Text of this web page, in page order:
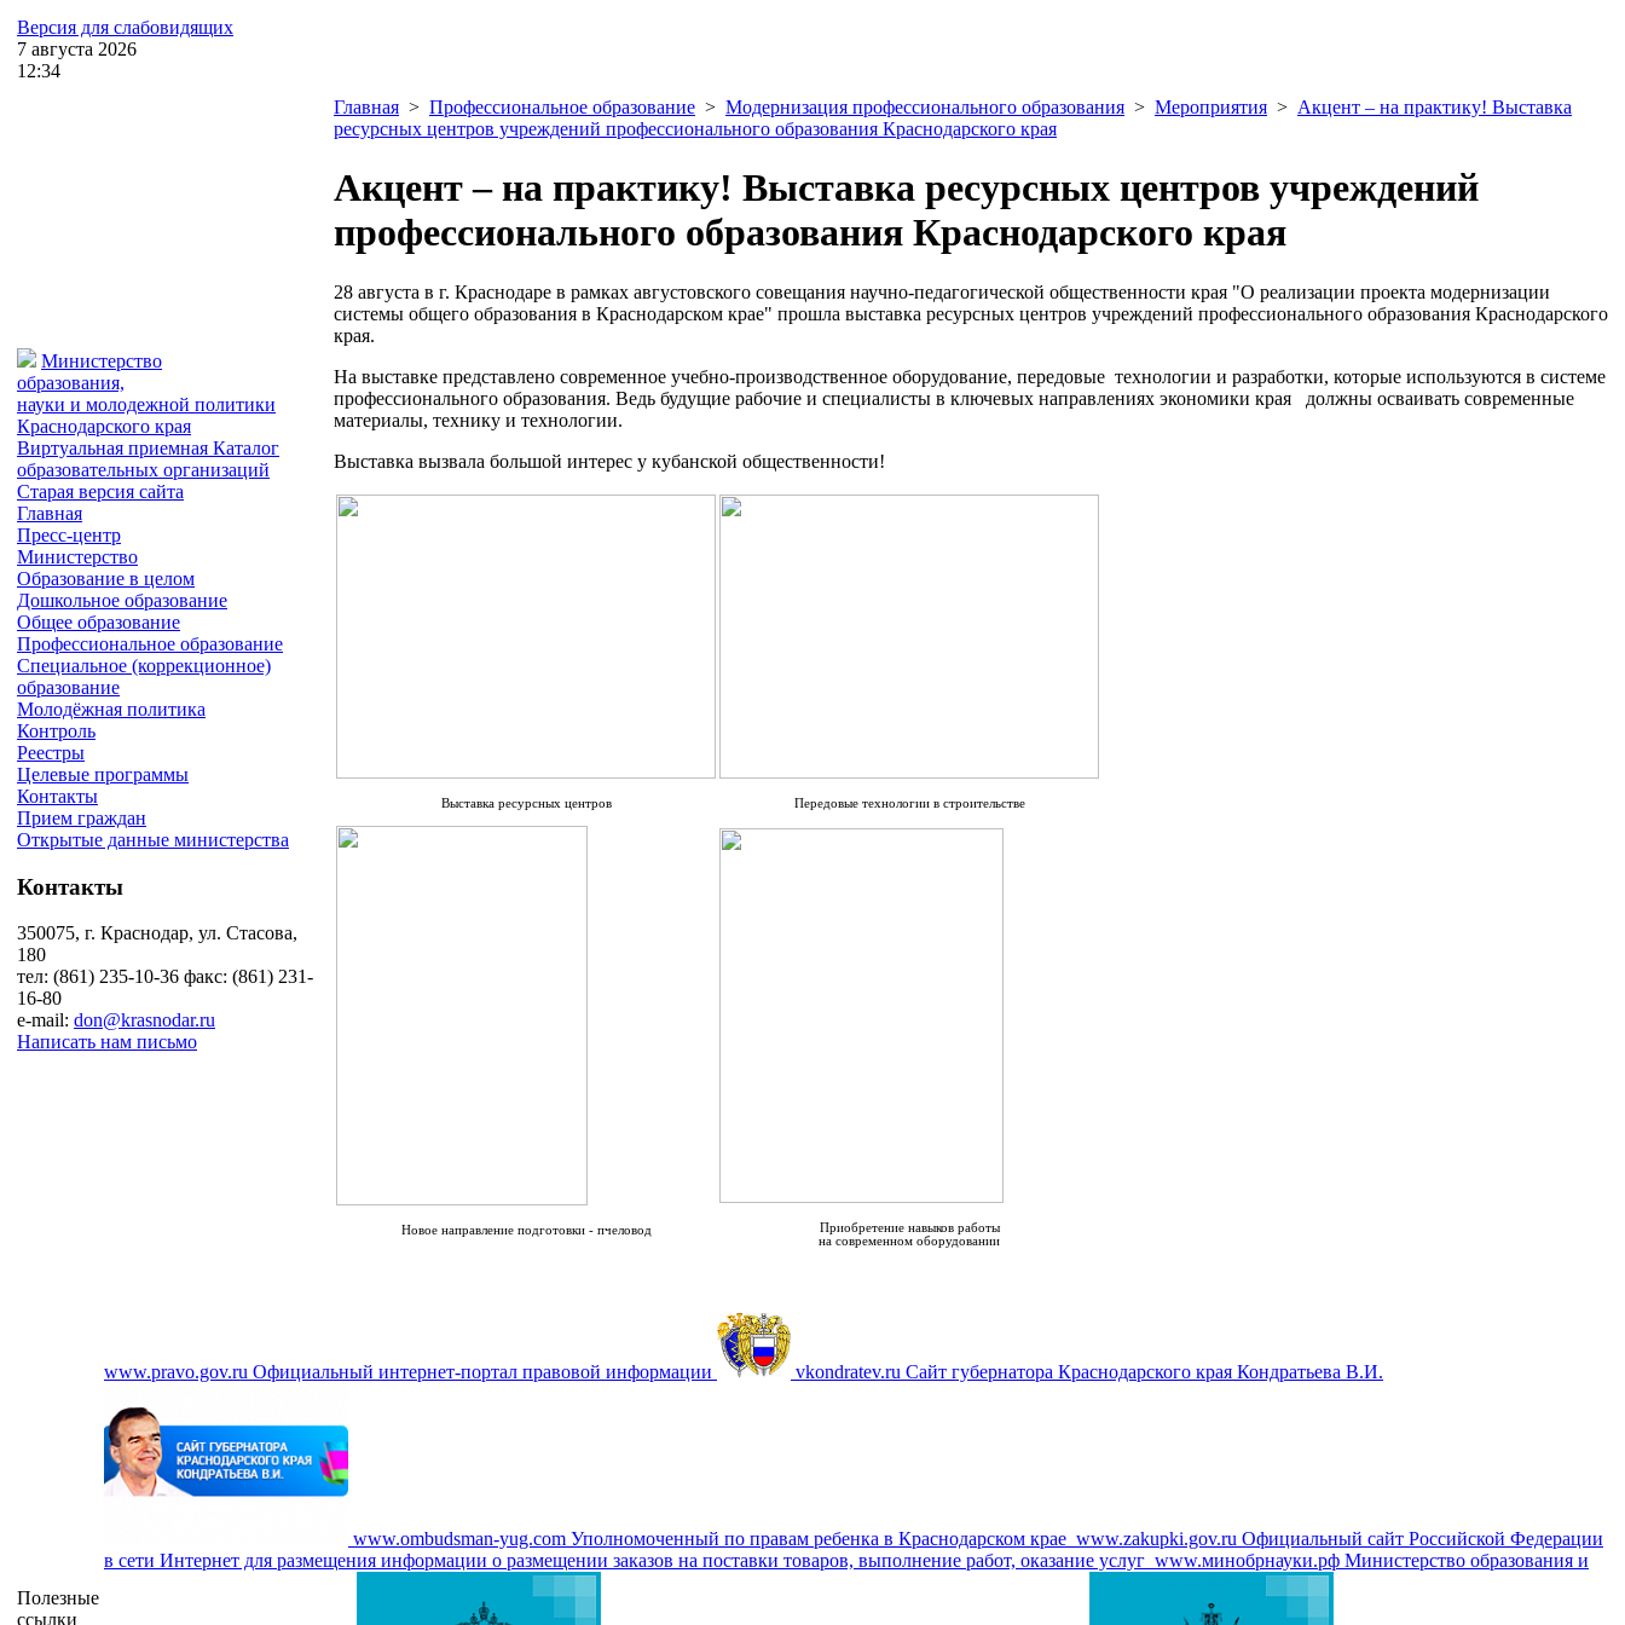
Версия для слабовидящих
7 августа 2026
12:34
Министерство
образования,
науки и молодежной политики
Краснодарского края
Виртуальная приемная Каталог
образовательных организаций
Старая версия сайта
Главная
Пресс-центр
Министерство
Образование в целом
Дошкольное образование
Общее образование
Профессиональное образование
Специальное (коррекционное)
образование
Молодёжная политика
Контроль
Реестры
Целевые программы
Контакты
Прием граждан
Открытые данные министерства
Контакты
350075, г. Краснодар, ул. Стасова,
180
тел: (861) 235-10-36 факс: (861) 231-
16-80
e-mail: don@krasnodar.ru
Написать нам письмо
Главная > Профессиональное образование > Модернизация профессионального образования > Мероприятия > Акцент – на практику! Выставка
ресурсных центров учреждений профессионального образования Краснодарского края
Акцент – на практику! Выставка ресурсных центров учреждений
профессионального образования Краснодарского края
28 августа в г. Краснодаре в рамках августовского совещания научно-педагогической общественности края "О реализации проекта модернизации
системы общего образования в Краснодарском крае" прошла выставка ресурсных центров учреждений профессионального образования Краснодарского
края.
На выставке представлено современное учебно-производственное оборудование, передовые технологии и разработки, которые используются в системе
профессионального образования. Ведь будущие рабочие и специалисты в ключевых направлениях экономики края должны осваивать современные
материалы, технику и технологии.
Выставка вызвала большой интерес у кубанской общественности!
Выставка ресурсных центров Передовые технологии в строительстве
Новое направление подготовки - пчеловод
Приобретение навыков работы
на современном оборудовании
Полезные
ссылки
www.pravo.gov.ru Официальный интернет-портал правовой информации vkondratev.ru Сайт губернатора Краснодарского края Кондратьева В.И.
www.ombudsman-yug.com Уполномоченный по правам ребенка в Краснодарском крае www.zakupki.gov.ru Официальный сайт Российской Федерации
в сети Интернет для размещения информации о размещении заказов на поставки товаров, выполнение работ, оказание услуг www.минобрнауки.рф Министерство образования и